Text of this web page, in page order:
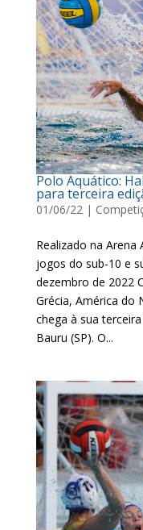
Polo Aquático:
para terceira
01/06/22|
Realizado na
jogos do sub-10 e
dezembro de 2022
Grécia, América do
chega à sua
Bauru (SP). O...